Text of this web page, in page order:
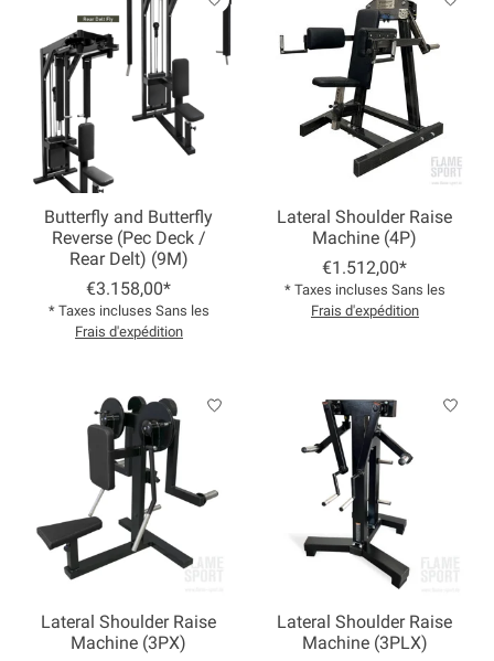
Butterfly and Butterfly
Reverse (Pec Deck /
Rear Delt) (9M)
€3.158,00*
* Taxes incluses Sans les
Frais d'expédition
Lateral Shoulder Raise
Machine (4P)
€1.512,00*
* Taxes incluses Sans les
Frais d'expédition
Lateral Shoulder Raise
Machine (3PX)
Lateral Shoulder Raise
Machine (3PLX)